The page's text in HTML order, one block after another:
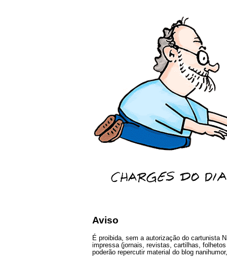
Aviso
É proibida, sem a autorização do cartunista
impressa (jornais, revistas, cartilhas,
poderão repercutir material do blog